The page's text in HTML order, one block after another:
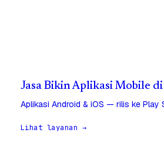
Jasa Bikin Aplikasi Mobile
Aplikasi Android & iOS — rilis ke Play
Lihat layanan →